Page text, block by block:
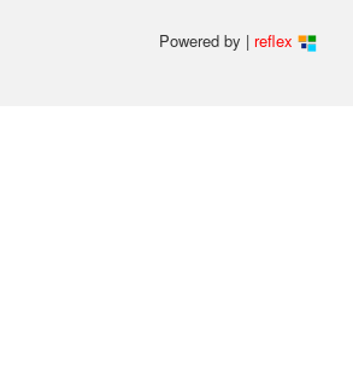
Powered by | reflex